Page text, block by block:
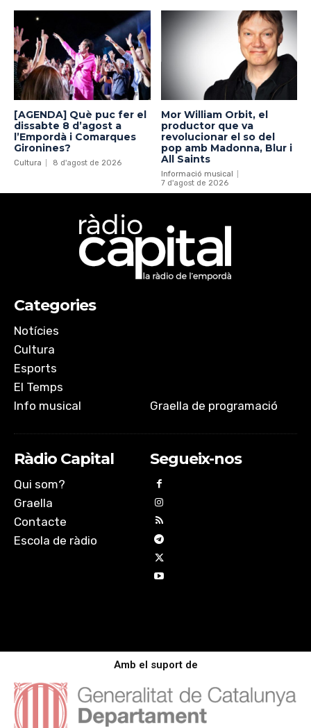
[AGENDA] Què puc fer el
dissabte 8 d’agost a
l’Empordà i Comarques
Gironines?
Cultura 8 d'agost de 2026
Mor William Orbit, el
productor que va
revolucionar el so del
pop amb Madonna, Blur i
All Saints
Informació musical
7 d'agost de 2026
Categories
Notícies
Cultura
Esports
El Temps
Info musical
Graella de programació
Ràdio Capital
Qui som?
Graella
Contacte
Escola de ràdio
Segueix-nos
Amb el suport de